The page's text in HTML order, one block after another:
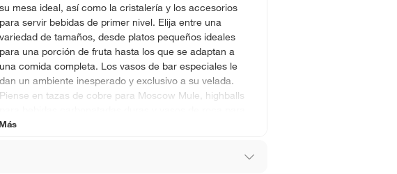
su mesa ideal, así como la cristalería y los accesorios
para servir bebidas de primer nivel. Elija entre una
variedad de tamaños, desde platos pequeños ideales
para una porción de fruta hasta los que se adaptan a
una comida completa. Los vasos de bar especiales le
dan un ambiente inesperado y exclusivo a su velada.
Piense en tazas de cobre para Moscow Mule, highballs
mezclas a base de whisky.